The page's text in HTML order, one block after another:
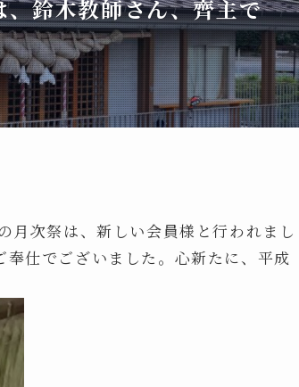
鈴木教師さん、齊主で
月次祭は、新しい会員様と行われまし
仕でございました。心新たに、平成